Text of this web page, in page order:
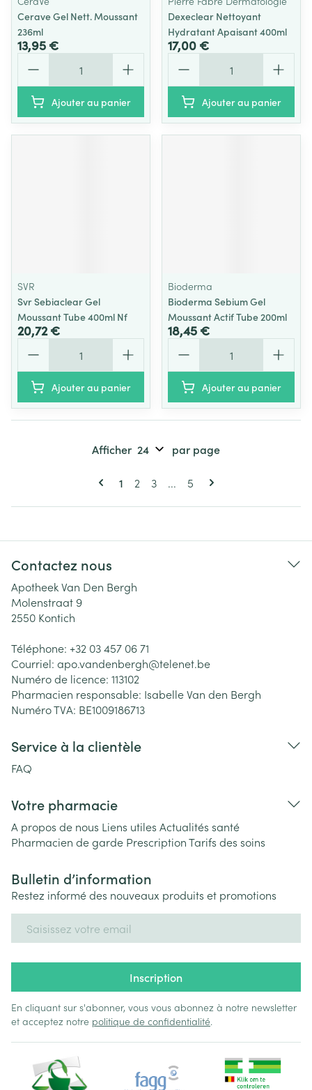
Cerave Gel Nett. Moussant
236ml
13,95 €
Ajouter au panier
Dexeclear Nettoyant
Hydratant Apaisant 400ml
17,00 €
Ajouter au panier
SVR
Svr Sebiaclear Gel
Moussant Tube 400ml Nf
20,72 €
Ajouter au panier
Bioderma
Bioderma Sebium Gel
Moussant Actif Tube 200ml
18,45 €
Ajouter au panier
Pages
Vous lisez actuellement la page
1 Page
2 Page
3 ... Page
5
Afficher par page
Contactez nous
Apotheek Van Den Bergh
Molenstraat 9
2550 Kontich
Téléphone: +32 03 457 06 71
Courriel: apo.vandenbergh@telenet.be
Numéro de licence: 113102
Pharmacien responsable: Isabelle Van den Bergh
Numéro TVA: BE1009186713
Service à la clientèle
FAQ
Votre pharmacie
A propos de nous Liens utiles Actualités santé
Pharmacien de garde PrescriptionTarifs des soins
Bulletin d’information
Restez informé des nouveaux produits et promotions
Inscription
En cliquant sur s'abonner, vous vous abonnez à notre newsletter
et acceptez notre politique de confidentialité.